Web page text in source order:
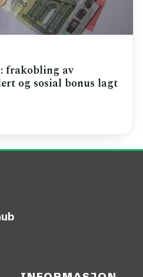
frakobling av
og sosial bonus lagt